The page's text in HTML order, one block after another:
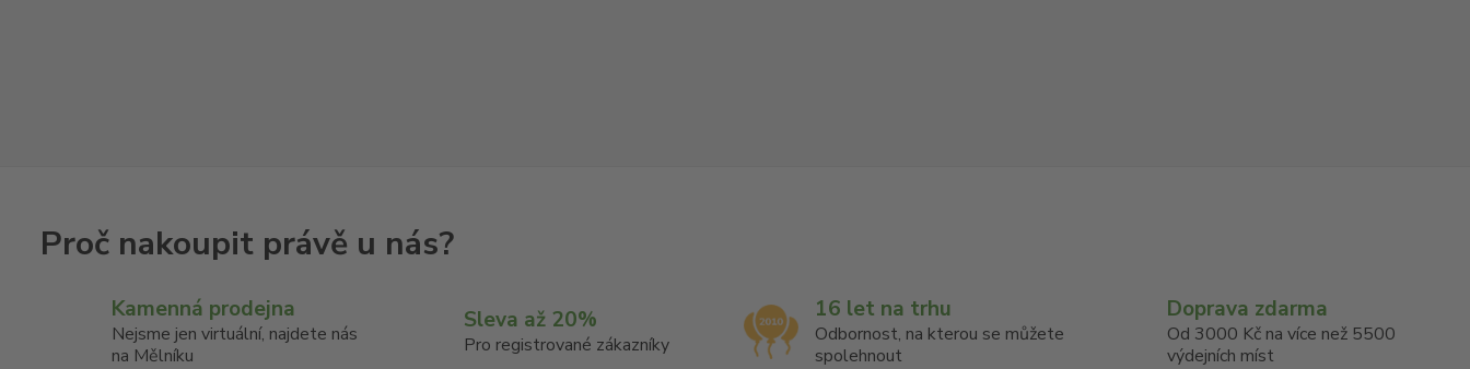
Kamenná prodejna
Nejsme jen virtuální, najdete nás
na Mělníku
Sleva až 20%
Pro registrované zákazníky
16 let na trhu
Odbornost, na kterou se můžete
spolehnout
Doprava zdarma
Od 3000 Kč na více než 5500
výdejních míst